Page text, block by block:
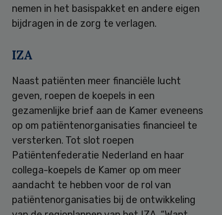
nemen in het basispakket en andere eigen
bijdragen in de zorg te verlagen.
IZA
Naast patiënten meer financiële lucht
geven, roepen de koepels in een
gezamenlijke brief aan de Kamer eveneens
op om patiëntenorganisaties financieel te
versterken. Tot slot roepen
Patiëntenfederatie Nederland en haar
collega-koepels de Kamer op om meer
aandacht te hebben voor de rol van
patiëntenorganisaties bij de ontwikkeling